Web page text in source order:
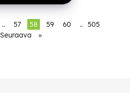
.. 57 58 59 60 .. 505
Seuraava
»